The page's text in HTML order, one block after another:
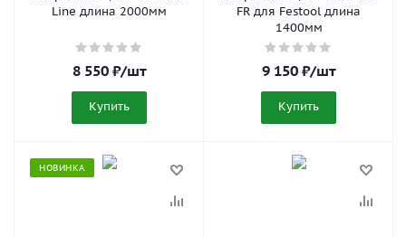
Line длина 2000мм
8 550₽/шт
Купить
FR для Festool длина
1400мм
9 150₽/шт
Купить
НОВИНКА